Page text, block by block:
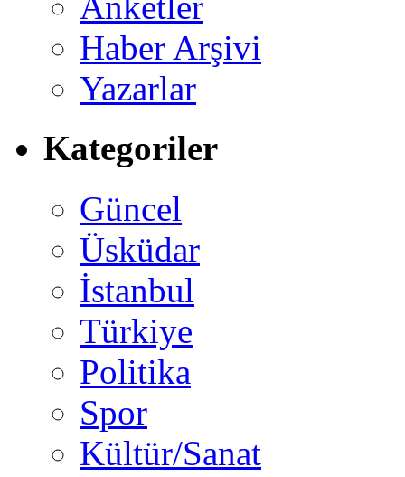
Haber Arşivi
Yazarlar
Kategoriler
Güncel
Üsküdar
İstanbul
Türkiye
Politika
Spor
Kültür/Sanat